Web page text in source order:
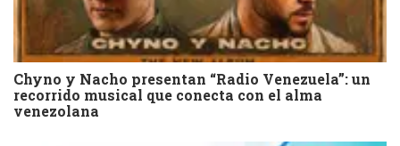
Chyno y Nacho presentan “Radio Venezuela”: un
recorrido musical que conecta con el alma
venezolana